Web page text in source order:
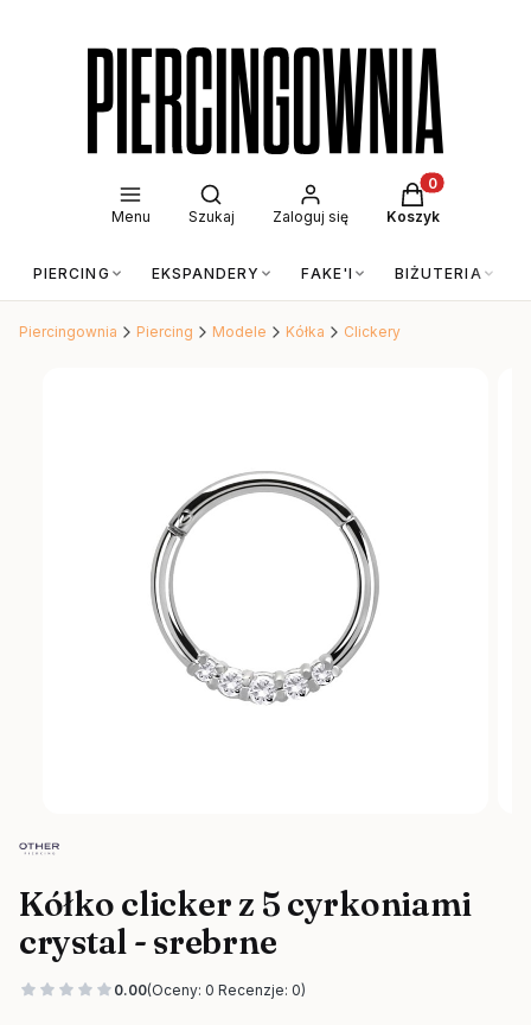
Menu
Otwórz wyszukiwarkę
Szukaj Zaloguj się
Produkty w
Koszyk
PIERCING EKSPANDERY FAKE'I BIŻUTERIA
Piercingownia Piercing Modele Kółka Clickery
Kółko clicker z 5 cyrkoniami
crystal - srebrne
0.00(Oceny: 0 Recenzje: 0)